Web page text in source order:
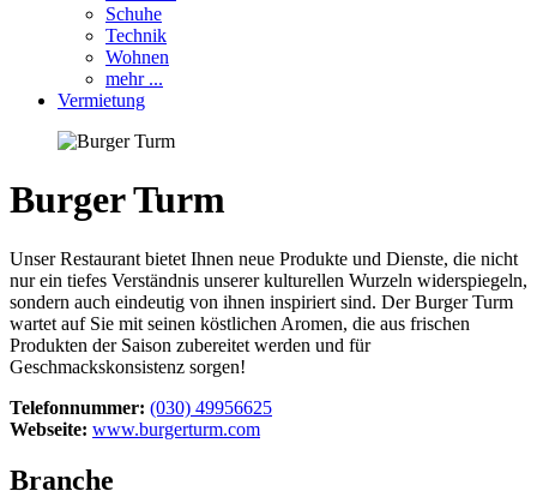
Schuhe
Technik
Wohnen
mehr ...
Vermietung
Burger Turm
Unser Restaurant bietet Ihnen neue Produkte und Dienste, die nicht
nur ein tiefes Verständnis unserer kulturellen Wurzeln widerspiegeln,
sondern auch eindeutig von ihnen inspiriert sind. Der Burger Turm
wartet auf Sie mit seinen köstlichen Aromen, die aus frischen
Produkten der Saison zubereitet werden und für
Geschmackskonsistenz sorgen!
Telefonnummer: (030) 49956625
Webseite: www.burgerturm.com
Branche